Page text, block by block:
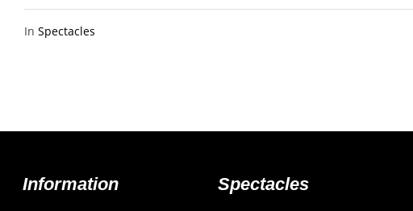
InSpectacles
Information Spectacles